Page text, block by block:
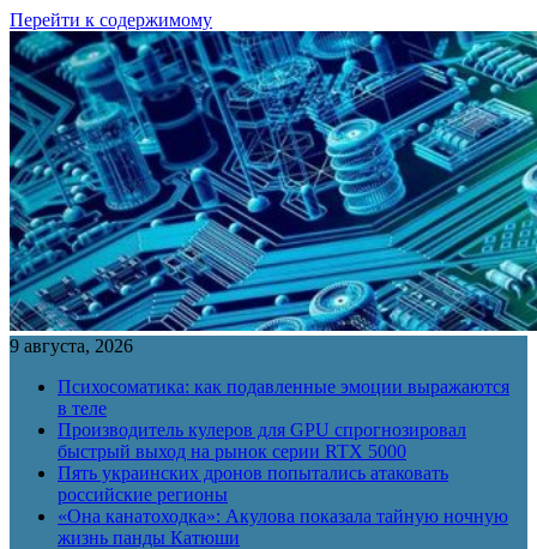
Перейти к содержимому
9 августа, 2026
Психосоматика: как подавленные эмоции выражаются
в теле
Производитель кулеров для GPU спрогнозировал
быстрый выход на рынок серии RTX 5000
Пять украинских дронов попытались атаковать
российские регионы
«Она канатоходка»: Акулова показала тайную ночную
жизнь панды Катюши